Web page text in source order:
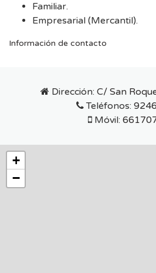
Familiar.
Empresarial (Mercantil).
Información de contacto
Dirección: C/ San
Teléfonos:
Móvil:
+
−